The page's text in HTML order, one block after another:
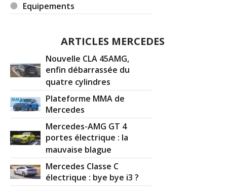
Equipements
ARTICLES MERCEDES
Nouvelle CLA 45AMG,
enfin débarrassée du
quatre cylindres
Plateforme MMA de
Mercedes
Mercedes-AMG GT 4
portes électrique : la
mauvaise blague
Mercedes Classe C
électrique : bye bye i3 ?